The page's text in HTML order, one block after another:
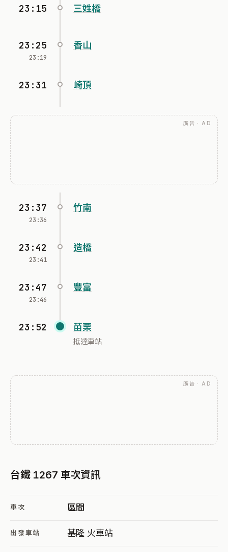
23:15 三姓橋
23:25
23:19
香山
23:31 崎頂
廣告 · AD
23:37
23:36
竹南
23:42
23:41
造橋
23:47
23:46
豐富
23:52 苗栗
抵達車站
廣告 · AD
台鐵 1267 車次資訊
車次 區間
出發車站 基隆 火車站